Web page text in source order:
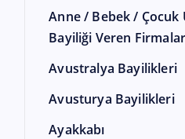
Anne / Bebek /
Bayiliği Veren Firmalar
Avustralya Bayilikleri
Avusturya Bayilikleri
Ayakkabı